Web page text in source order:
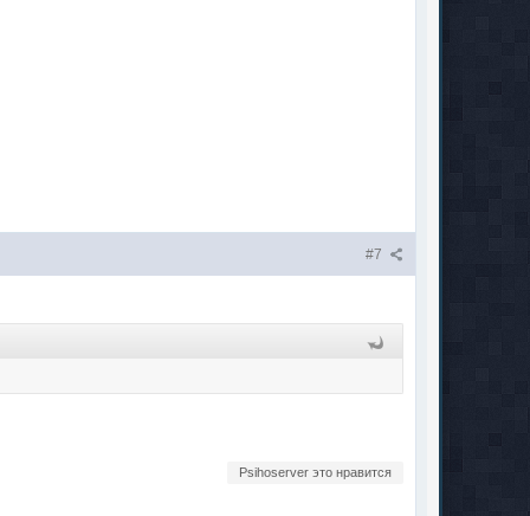
#7
Psihoserver это нравится